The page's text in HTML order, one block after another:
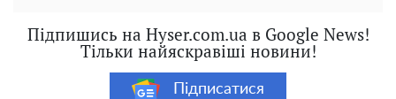
Підпишись на Hyser.com.ua в Google News!
Тільки найяскравіші новини!
Підписатися